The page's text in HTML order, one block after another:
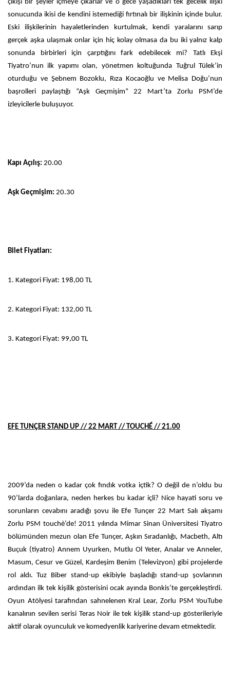
çıkışı bir şeyler içmeye çıkarlar ve o gece yaşadıkları tek gecelik ilişki
sonucunda ikisi de kendini istemediği fırtınalı bir ilişkinin içinde bulur.
Eski ilişkilerinin hayaletlerinden kurtulmak, kendi yaralarını sarıp
gerçek aşka ulaşmak onlar için hiç kolay olmasa da bu iki yalnız kalp
sonunda birbirleri için çarptığını fark edebilecek mi? Tatlı Ekşi
Tiyatro’nun ilk yapımı olan, yönetmen koltuğunda Tuğrul Tülek’in
oturduğu ve Şebnem Bozoklu, Rıza Kocaoğlu ve Melisa Doğu’nun
başrolleri paylaştığı “Aşk Geçmişim” 22 Mart’ta Zorlu PSM’de
izleyicilerle buluşuyor.
Kapı Açılış: 20.00
Aşk Geçmişim: 20.30
Bilet Fiyatları:
1. Kategori Fiyat: 198,00 TL
2. Kategori Fiyat: 132,00 TL
3. Kategori Fiyat: 99,00 TL
EFE TUNÇER STAND UP // 22 MART // TOUCHÉ // 21.00
2009’da neden o kadar çok fındık votka içtik? O değil de n’oldu bu
90’larda doğanlara, neden herkes bu kadar içli? Nice hayati soru ve
sorunların cevabını aradığı şovu ile Efe Tunçer 22 Mart Salı akşamı
Zorlu PSM touchè’de! 2011 yılında Mimar Sinan Üniversitesi Tiyatro
bölümünden mezun olan Efe Tunçer, Aşkın Sıradanlığı, Macbeth, Altı
Buçuk (tiyatro) Annem Uyurken, Mutlu Ol Yeter, Analar ve Anneler,
Masum, Cesur ve Güzel, Kardeşim Benim (Televizyon) gibi projelerde
rol aldı. Tuz Biber stand-up ekibiyle başladığı stand-up şovlarının
ardından ilk tek kişilik gösterisini ocak ayında Bonkis’te gerçekleştirdi.
Oyun Atölyesi tarafından sahnelenen Kral Lear, Zorlu PSM YouTube
kanalının sevilen serisi Teras Noir ile tek kişilik stand-up gösterileriyle
aktif olarak oyunculuk ve komedyenlik kariyerine devam etmektedir.